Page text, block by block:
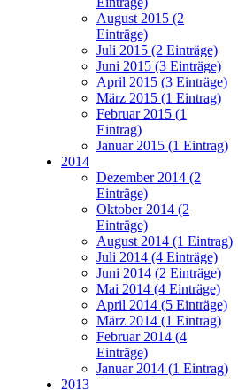
August 2015 (2
Einträge)
Juli 2015 (2 Einträge)
Juni 2015 (3 Einträge)
April 2015 (3 Einträge)
März 2015 (1 Eintrag)
Februar 2015 (1
Eintrag)
Januar 2015 (1 Eintrag)
2014
Dezember 2014 (2
Einträge)
Oktober 2014 (2
Einträge)
August 2014 (1 Eintrag)
Juli 2014 (4 Einträge)
Juni 2014 (2 Einträge)
Mai 2014 (4 Einträge)
April 2014 (5 Einträge)
März 2014 (1 Eintrag)
Februar 2014 (4
Einträge)
Januar 2014 (1 Eintrag)
2013